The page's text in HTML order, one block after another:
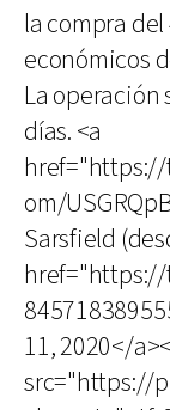
la compra
económicos
La operación
días. <a
om/
Sarsfield
11, 2020</
src="https://